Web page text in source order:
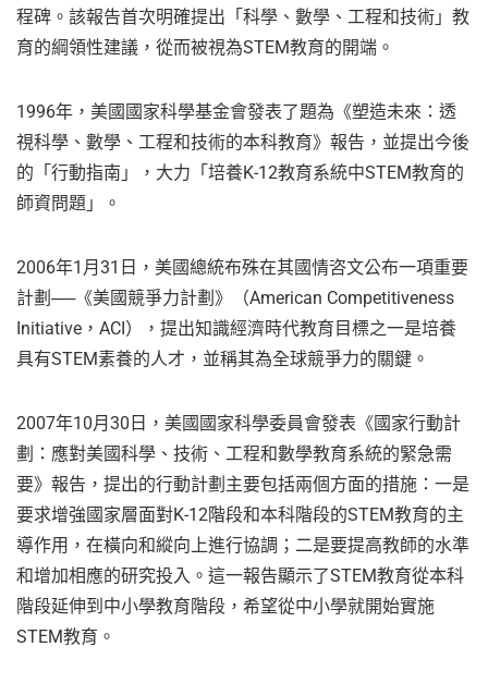
程碑。該報告首次明確提出「科學、數學、工程和技術」教
育的綱領性建議，從而被視為STEM教育的開端。
1996年，美國國家科學基金會發表了題為《塑造未來：透
視科學、數學、工程和技術的本科教育》報告，並提出今後
的「行動指南」，大力「培養K-12教育系統中STEM教育的
師資問題」。
2006年1月31日，美國總統布殊在其國情咨文公布一項重要
計劃──《美國競爭力計劃》（American Competitiveness
Initiative，ACI），提出知識經濟時代教育目標之一是培養
具有STEM素養的人才，並稱其為全球競爭力的關鍵。
2007年10月30日，美國國家科學委員會發表《國家行動計
劃：應對美國科學、技術、工程和數學教育系統的緊急需
要》報告，提出的行動計劃主要包括兩個方面的措施：一是
要求增強國家層面對K-12階段和本科階段的STEM教育的主
導作用，在橫向和縱向上進行協調；二是要提高教師的水準
和增加相應的研究投入。這一報告顯示了STEM教育從本科
階段延伸到中小學教育階段，希望從中小學就開始實施
STEM教育。